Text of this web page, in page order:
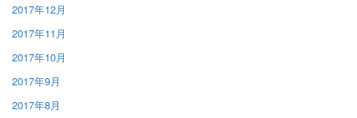
2017年12月
2017年11月
2017年10月
2017年9月
2017年8月